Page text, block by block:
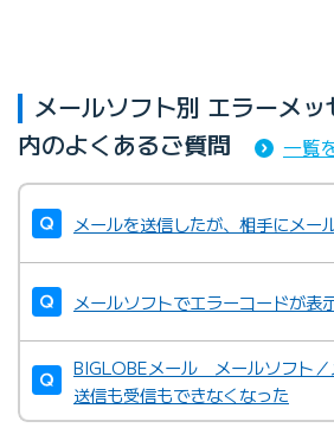
メールソフト別 エラーメッ
内のよくあるご質問
一覧
メールを送信したが、相手にメー
メールソフトでエラーコードが表
BIGLOBEメール メールソフト／
送信も受信もできなくなった